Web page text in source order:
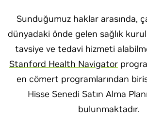
Sunduğumuz haklar arasında,
dünyadaki önde gelen sağlık
tavsiye ve tedavi hizmeti
Stanford Health Navigator
en cömert programlarından
Hisse Senedi Satın Alma
bulunmaktadır.